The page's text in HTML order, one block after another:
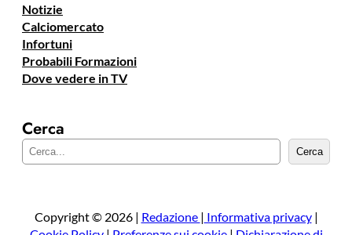
Notizie
Calciomercato
Infortuni
Probabili Formazioni
Dove vedere in TV
Cerca
e
a
Cerca
Copyright © 2026 | Redazione | Informativa privacy|